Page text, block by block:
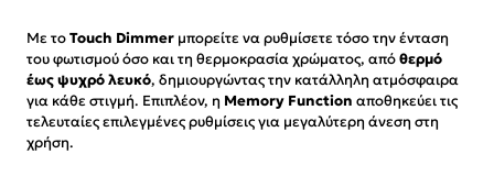
Με τοTouch Dimmer μπορείτε να ρυθμίσετε τόσο την ένταση
του φωτισμού όσο και τη θερμοκρασία χρώματος, απόθερμό
έως ψυχρό λευκό, δημιουργώντας την κατάλληλη ατμόσφαιρα
για κάθε στιγμή. Επιπλέον, η Memory Function αποθηκεύει τις
τελευταίες επιλεγμένες ρυθμίσεις για μεγαλύτερη άνεση στη
χρήση.